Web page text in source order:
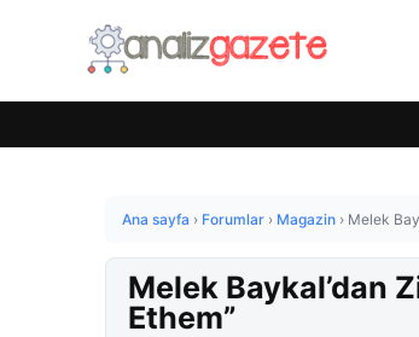
Ana sayfa › Forumlar › Magazin › Melek
Melek Baykal’dan
Ethem”